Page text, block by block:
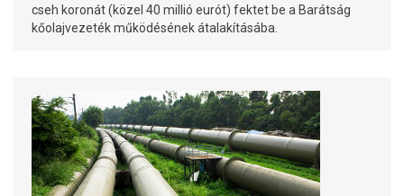
cseh koronát (közel 40 millió eurót) fektet be a Barátság
kőolajvezeték működésének átalakításába.